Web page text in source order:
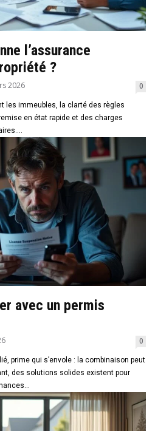
l’assurance
?
2026 0
les immeubles, la clarté des règles
en état rapide et des charges
avec un permis
0
prime qui s’envole : la combinaison peut
des solutions solides existent pour